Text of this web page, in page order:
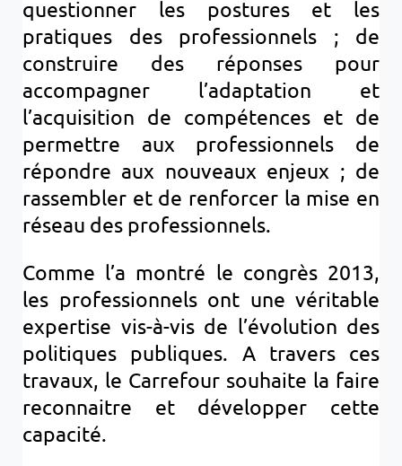
questionner les postures et les
pratiques des professionnels ; de
construire des réponses pour
accompagner l’adaptation et
l’acquisition de compétences et de
permettre aux professionnels de
répondre aux nouveaux enjeux ; de
rassembler et de renforcer la mise en
réseau des professionnels.
Comme l’a montré le congrès 2013,
les professionnels ont une véritable
expertise vis-à-vis de l’évolution des
politiques publiques. A travers ces
travaux, le Carrefour souhaite la faire
reconnaitre et développer cette
capacité.